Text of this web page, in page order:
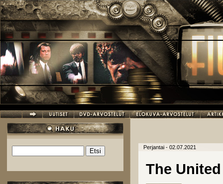
Hyppää pääsisältöön
Hakulomake
Perjantai - 02.07.2021
The